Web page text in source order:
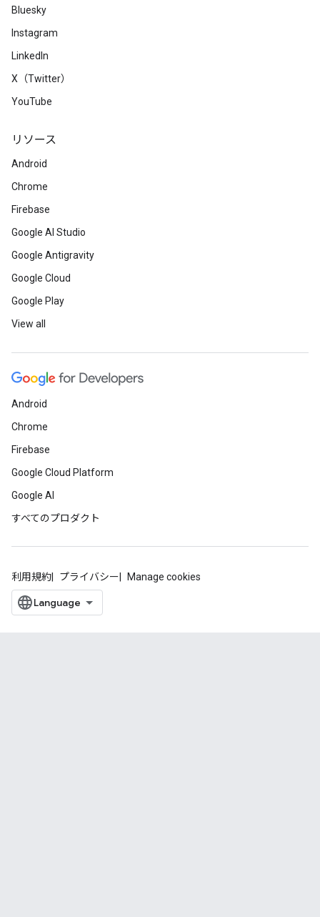
Bluesky
Instagram
LinkedIn
X（Twitter）
YouTube
リソース
Android
Chrome
Firebase
Google AI Studio
Google Antigravity
Google Cloud
Google Play
View all
Android
Chrome
Firebase
Google Cloud Platform
Google AI
すべてのプロダクト
利用規約 プライバシー Manage cookies